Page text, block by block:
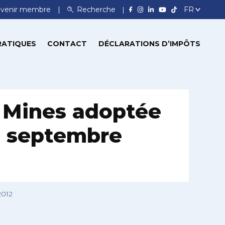
membre Recherche
CONTACT DÉCLARATIONS D’IMPÔTS
adoptée
septembre